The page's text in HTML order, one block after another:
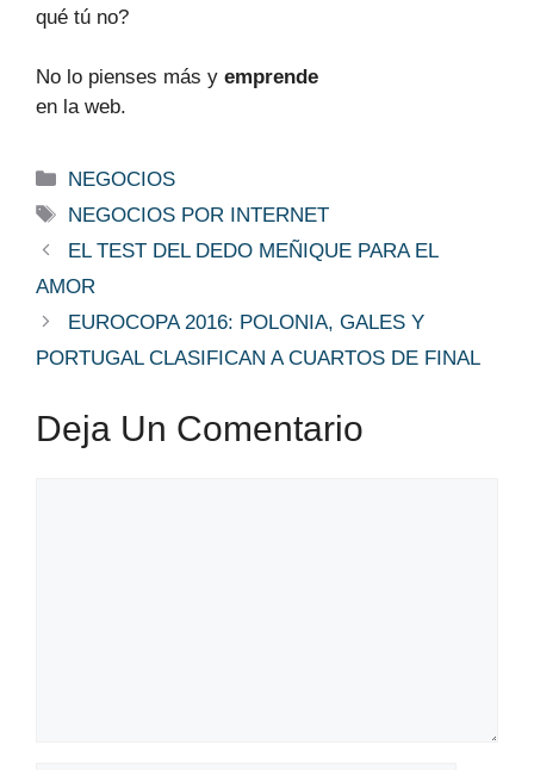
qué tú no?
No lo pienses más y emprende
en la web.
Categorías
NEGOCIOS
Etiquetas
NEGOCIOS POR INTERNET
EL TEST DEL DEDO MEÑIQUE PARA EL
AMOR
EUROCOPA 2016: POLONIA, GALES Y
PORTUGAL CLASIFICAN A CUARTOS DE FINAL
Deja Un Comentario